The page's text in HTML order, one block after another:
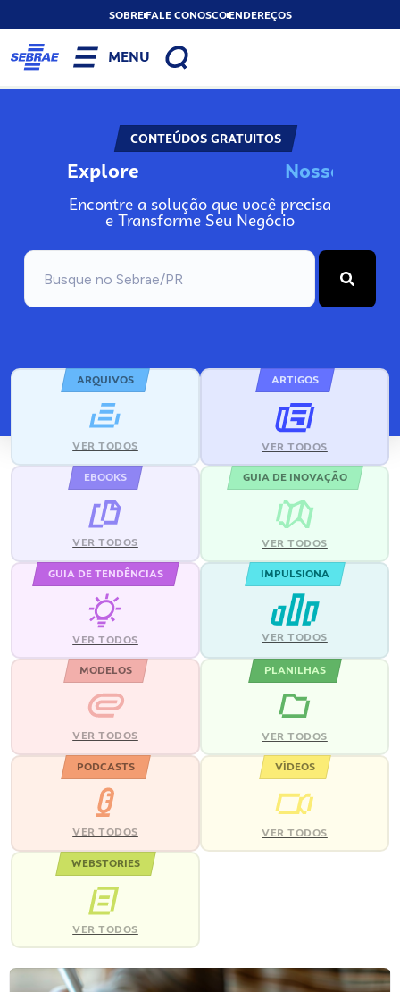
SOBREFALE CONOSCOENDEREÇOS
MENU
CONTEÚDOS GRATUITOS
Explore Noss
Encontre a solução que você precisa
e Transforme Seu Negócio
ARQUIVOS
VER TODOS
ARTIGOS
VER TODOS
EBOOKS
VER TODOS
GUIA DE INOVAÇÃO
VER TODOS
GUIA DE TENDÊNCIAS
VER TODOS
IMPULSIONA
VER TODOS
MODELOS
VER TODOS
PLANILHAS
VER TODOS
PODCASTS
VER TODOS
VÍDEOS
VER TODOS
WEBSTORIES
VER TODOS